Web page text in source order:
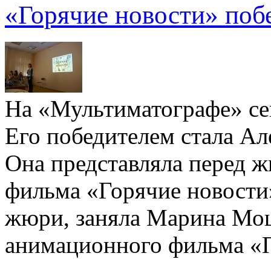
«Горячие новости»
На «Мультиматографе»
Его победителем стала
Она представляла перед
фильма «Горячие
жюри, заняла Марина
анимационного фильма